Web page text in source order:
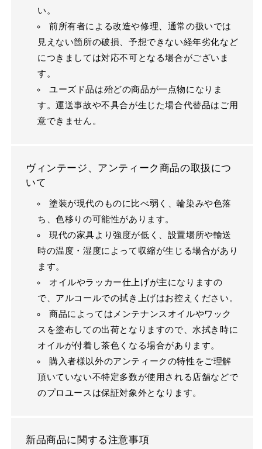
い。
前所有者による改造や修理、通常の扱いでは
見えない箇所の破損、予想できない経年劣化など
につきましては対応不可となる場合がございま
す。
ユーズド品は殆どの商品が一点物になりま
す。運送事故や不具合が生じた場合代替品はご用
意できません。
ヴィンテージ、アンティーク商品の取扱につ
いて
塗装が現代のものに比べ弱く、輪染みや色落
ち、色移りの可能性があります。
現代の家具より強度が低く、設置場所や輸送
時の温度・湿度によって収縮が生じる場合があり
ます。
オイルやラッカー仕上げが主になりますの
で、アルコールでの拭き上げはお控えください。
商品によってはメンテナンスオイルやワック
スを塗布しての出荷となりますので、水拭き時に
オイルが付着し茶色くなる場合があります。
購入者様以外のアンティークの特性をご理解
頂いていない不特定多数が使用される店舗などで
のプロユースは保証対象外となります。
新品商品に関する注意事項